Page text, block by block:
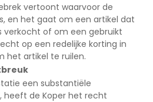
vertoont waarvoor de
en het gaat om een artikel dat
verkocht of om een gebruikt
op een redelijke korting in
het artikel te ruilen.
een substantiële
de Koper het recht